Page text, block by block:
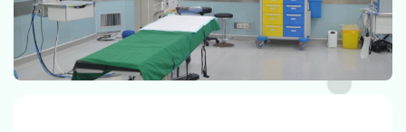
Laparaskopi
OCT